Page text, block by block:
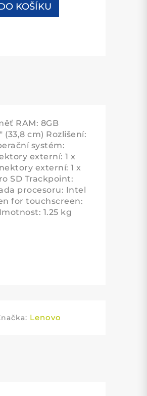
KOŠÍKU
RAM: 8GB
(33,8 cm) Rozlišení:
systém:
externí: 1 x
externí: 1 x
SD Trackpoint:
procesoru: Intel
for touchscreen:
1.25 kg
Lenovo